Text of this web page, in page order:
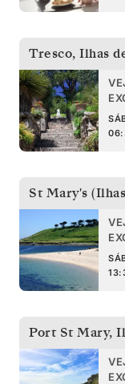
Tresco, Ilhas
St Mary's
Port St Mary,